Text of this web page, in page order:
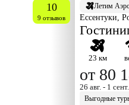
10
9 отзывов
Летим
Ессентуки,
23 км
от 80
26 авг. - 1
Выгодные